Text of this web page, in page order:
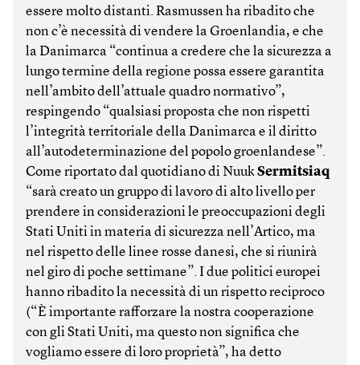
essere molto distanti. Rasmussen ha ribadito che
non c’è necessità di vendere la Groenlandia, e che
la Danimarca “continua a credere che la sicurezza a
lungo termine della regione possa essere garantita
nell’ambito dell’attuale quadro normativo”,
respingendo “qualsiasi proposta che non rispetti
l’integrità territoriale della Danimarca e il diritto
all’autodeterminazione del popolo groenlandese”.
Come riportato dal quotidiano di NuukSermitsiaq
“sarà creato un gruppo di lavoro di alto livello per
prendere in considerazioni le preoccupazioni degli
Stati Uniti in materia di sicurezza nell’Artico, ma
nel rispetto delle linee rosse danesi, che si riunirà
nel giro di poche settimane”. I due politici europei
hanno ribadito la necessità di un rispetto reciproco
(“È importante rafforzare la nostra cooperazione
con gli Stati Uniti, ma questo non significa che
vogliamo essere di loro proprietà”, ha detto